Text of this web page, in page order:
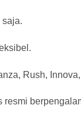
saja.
Rush,
resmi